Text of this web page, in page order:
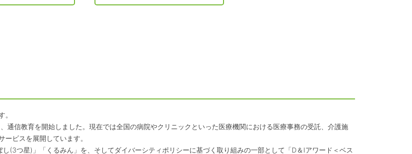
。
通信教育を開始しました。現在では全国の病院やクリニックといった医療機関における医療事務の受託、介護施
ビスを展開しています。
(3つ星)」「くるみん」を、そしてダイバーシティポリシーに基づく取り組みの一部として「D＆Iアワード＜ベス